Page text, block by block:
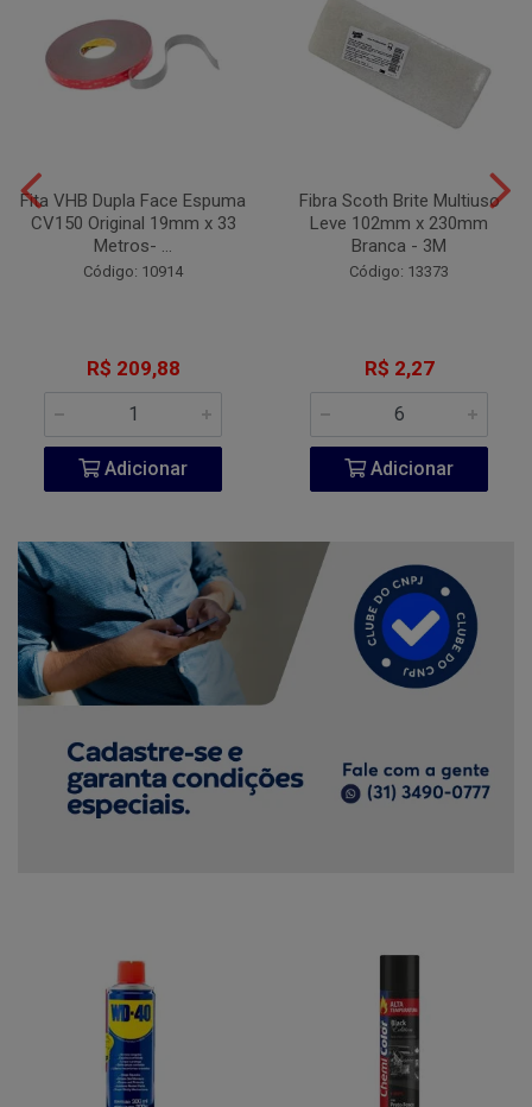
Fita VHB Dupla Face Espuma
CV150 Original 19mm x 33
Metros- ...
Código: 10914
R$ 209,88
Adicionar
Fibra Scoth Brite Multiuso
Leve 102mm x 230mm
Branca - 3M
Código: 13373
R$ 2,27
Adicionar